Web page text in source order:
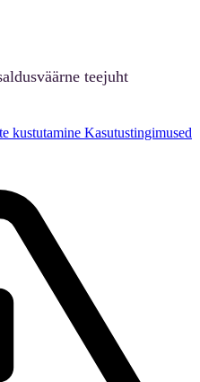
teejuht
kustutamine Kasutustingimused